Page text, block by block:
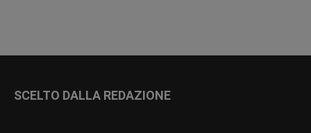
SCELTO DALLA REDAZIONE